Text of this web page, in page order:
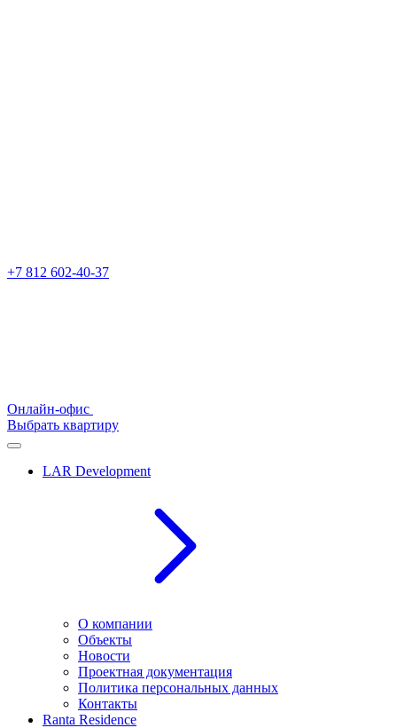
+7 812 602-40-37
Онлайн-офис
Выбрать квартиру
LAR Development
О компании
Объекты
Новости
Проектная документация
Политика персональных данных
Контакты
Ranta Residence